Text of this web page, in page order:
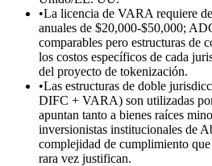
•La licencia de VARA requiere
anuales de $20,000-$50,000;
comparables pero estructuras de
los costos específicos de cada
del proyecto de tokenización.
•Las estructuras de doble
DIFC + VARA) son utilizadas
apuntan tanto a bienes raíces
inversionistas institucionales de
complejidad de cumplimiento
rara vez justifican.